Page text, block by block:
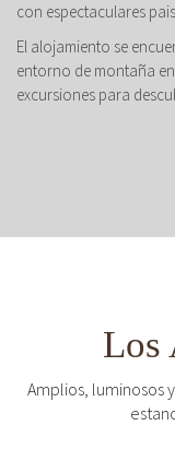
con espectaculares
El alojamiento se
entorno de montaña
excursiones para
Los
Amplios, luminosos